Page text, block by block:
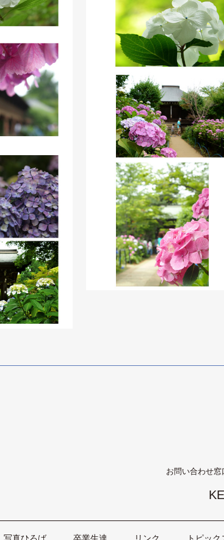
お問い合わせ窓
写真ひろば 卒業生達 リンク トピック